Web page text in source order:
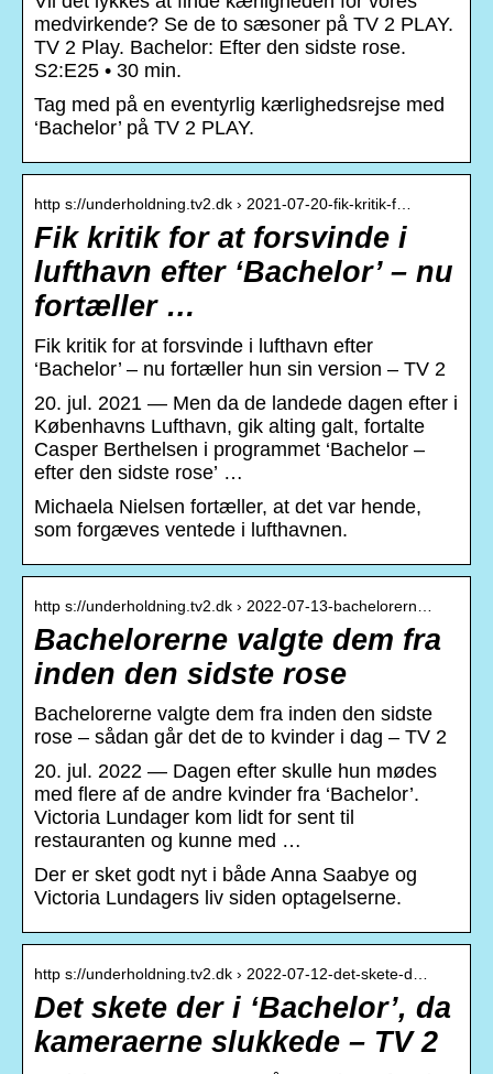
medvirkende? Se de to sæsoner på TV 2 PLAY.
TV 2 Play. Bachelor: Efter den sidste rose.
S2:E25 • 30 min.
Tag med på en eventyrlig kærlighedsrejse med
‘Bachelor’ på TV 2 PLAY.
http s://underholdning.tv2.dk › 2021-07-20-fik-kritik-f…
Fik kritik for at forsvinde i
lufthavn efter ‘Bachelor’ – nu
fortæller …
Fik kritik for at forsvinde i lufthavn efter
‘Bachelor’ – nu fortæller hun sin version – TV 2
20. jul. 2021 — Men da de landede dagen efter i
Københavns Lufthavn, gik alting galt, fortalte
Casper Berthelsen i programmet ‘Bachelor –
efter den sidste rose’ …
Michaela Nielsen fortæller, at det var hende,
som forgæves ventede i lufthavnen.
http s://underholdning.tv2.dk › 2022-07-13-bachelorern…
Bachelorerne valgte dem fra
inden den sidste rose
Bachelorerne valgte dem fra inden den sidste
rose – sådan går det de to kvinder i dag – TV 2
20. jul. 2022 — Dagen efter skulle hun mødes
med flere af de andre kvinder fra ‘Bachelor’.
Victoria Lundager kom lidt for sent til
restauranten og kunne med …
Der er sket godt nyt i både Anna Saabye og
Victoria Lundagers liv siden optagelserne.
http s://underholdning.tv2.dk › 2022-07-12-det-skete-d…
Det skete der i ‘Bachelor’, da
kameraerne slukkede – TV 2